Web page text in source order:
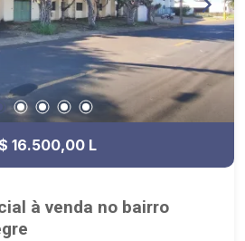
16.500,00 L
à venda no bairro